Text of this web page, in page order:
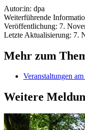
Autor:in: dpa
Weiterführende
Veröffentlichung: 7.
Letzte Aktualisierung: 7.
Mehr zum
Veranstaltungen
Weitere